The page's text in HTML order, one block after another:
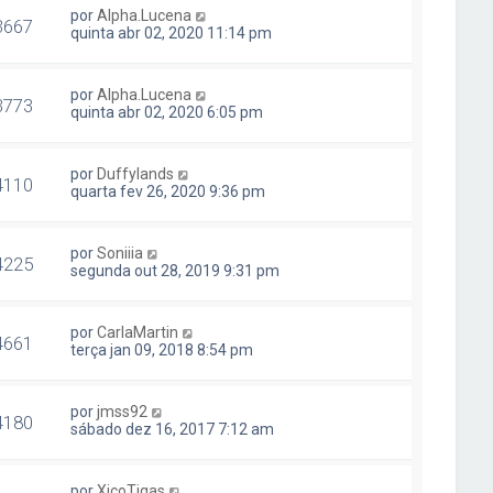
porAlpha.Lucena
quinta abr 02, 2020 11:14 pm
porAlpha.Lucena
quinta abr 02, 2020 6:05 pm
por Duffylands
quarta fev 26, 2020 9:36 pm
porSoniiia
segunda out 28, 2019 9:31 pm
porCarlaMartin
terça jan 09, 2018 8:54 pm
porjmss92
sábado dez 16, 2017 7:12 am